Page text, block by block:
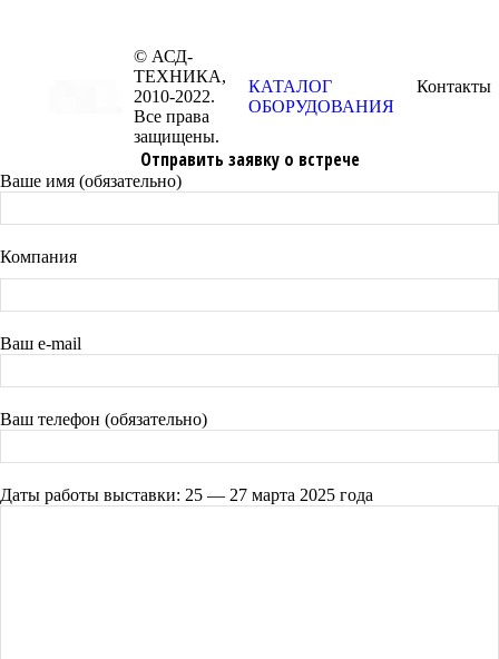
© АСД-
ТЕХНИКА,
2010-2022.
Все права
защищены.
КАТАЛОГ
ОБОРУДОВАНИЯ
Контакты
Отправить заявку о встрече
Ваше имя (обязательно)
Компания
Ваш e-mail
Ваш телефон (обязательно)
Даты работы выставки: 25 — 27 марта 2025 года